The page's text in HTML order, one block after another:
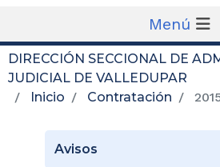
Menú
DIRECCIÓN SECCIONAL DE
JUDICIAL DE VALLEDUPAR
Inicio
Contratación
Avisos